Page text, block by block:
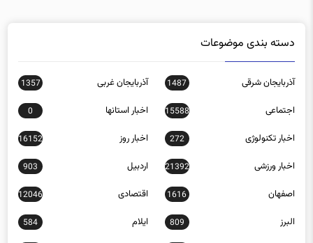
آذربایجان شرقی
اجتماعی 15588 اخبار استانها 0
اخبار تکنولوژی 272 اخبار روز 16152
اخبار ورزشی 21392 اردبیل 903
اصفهان 1616 اقتصادی 12046
البرز 809 ایلام 584
بازار مالی 32 بوشهر 485